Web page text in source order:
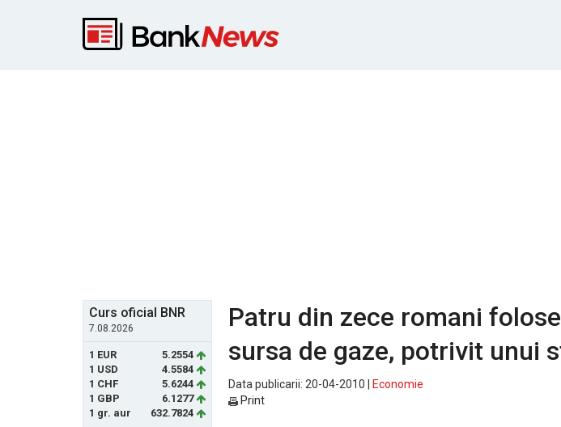
Curs oficial BNR
7.08.2026
1 EUR
5.2554
1 USD
4.5584
1 CHF
5.6244
1 GBP
6.1277
1 gr. aur
632.7824
Patru din zece romani
sursa de gaze, potrivit unui
Data publicarii: 20-04-2010 |
Economie
Print